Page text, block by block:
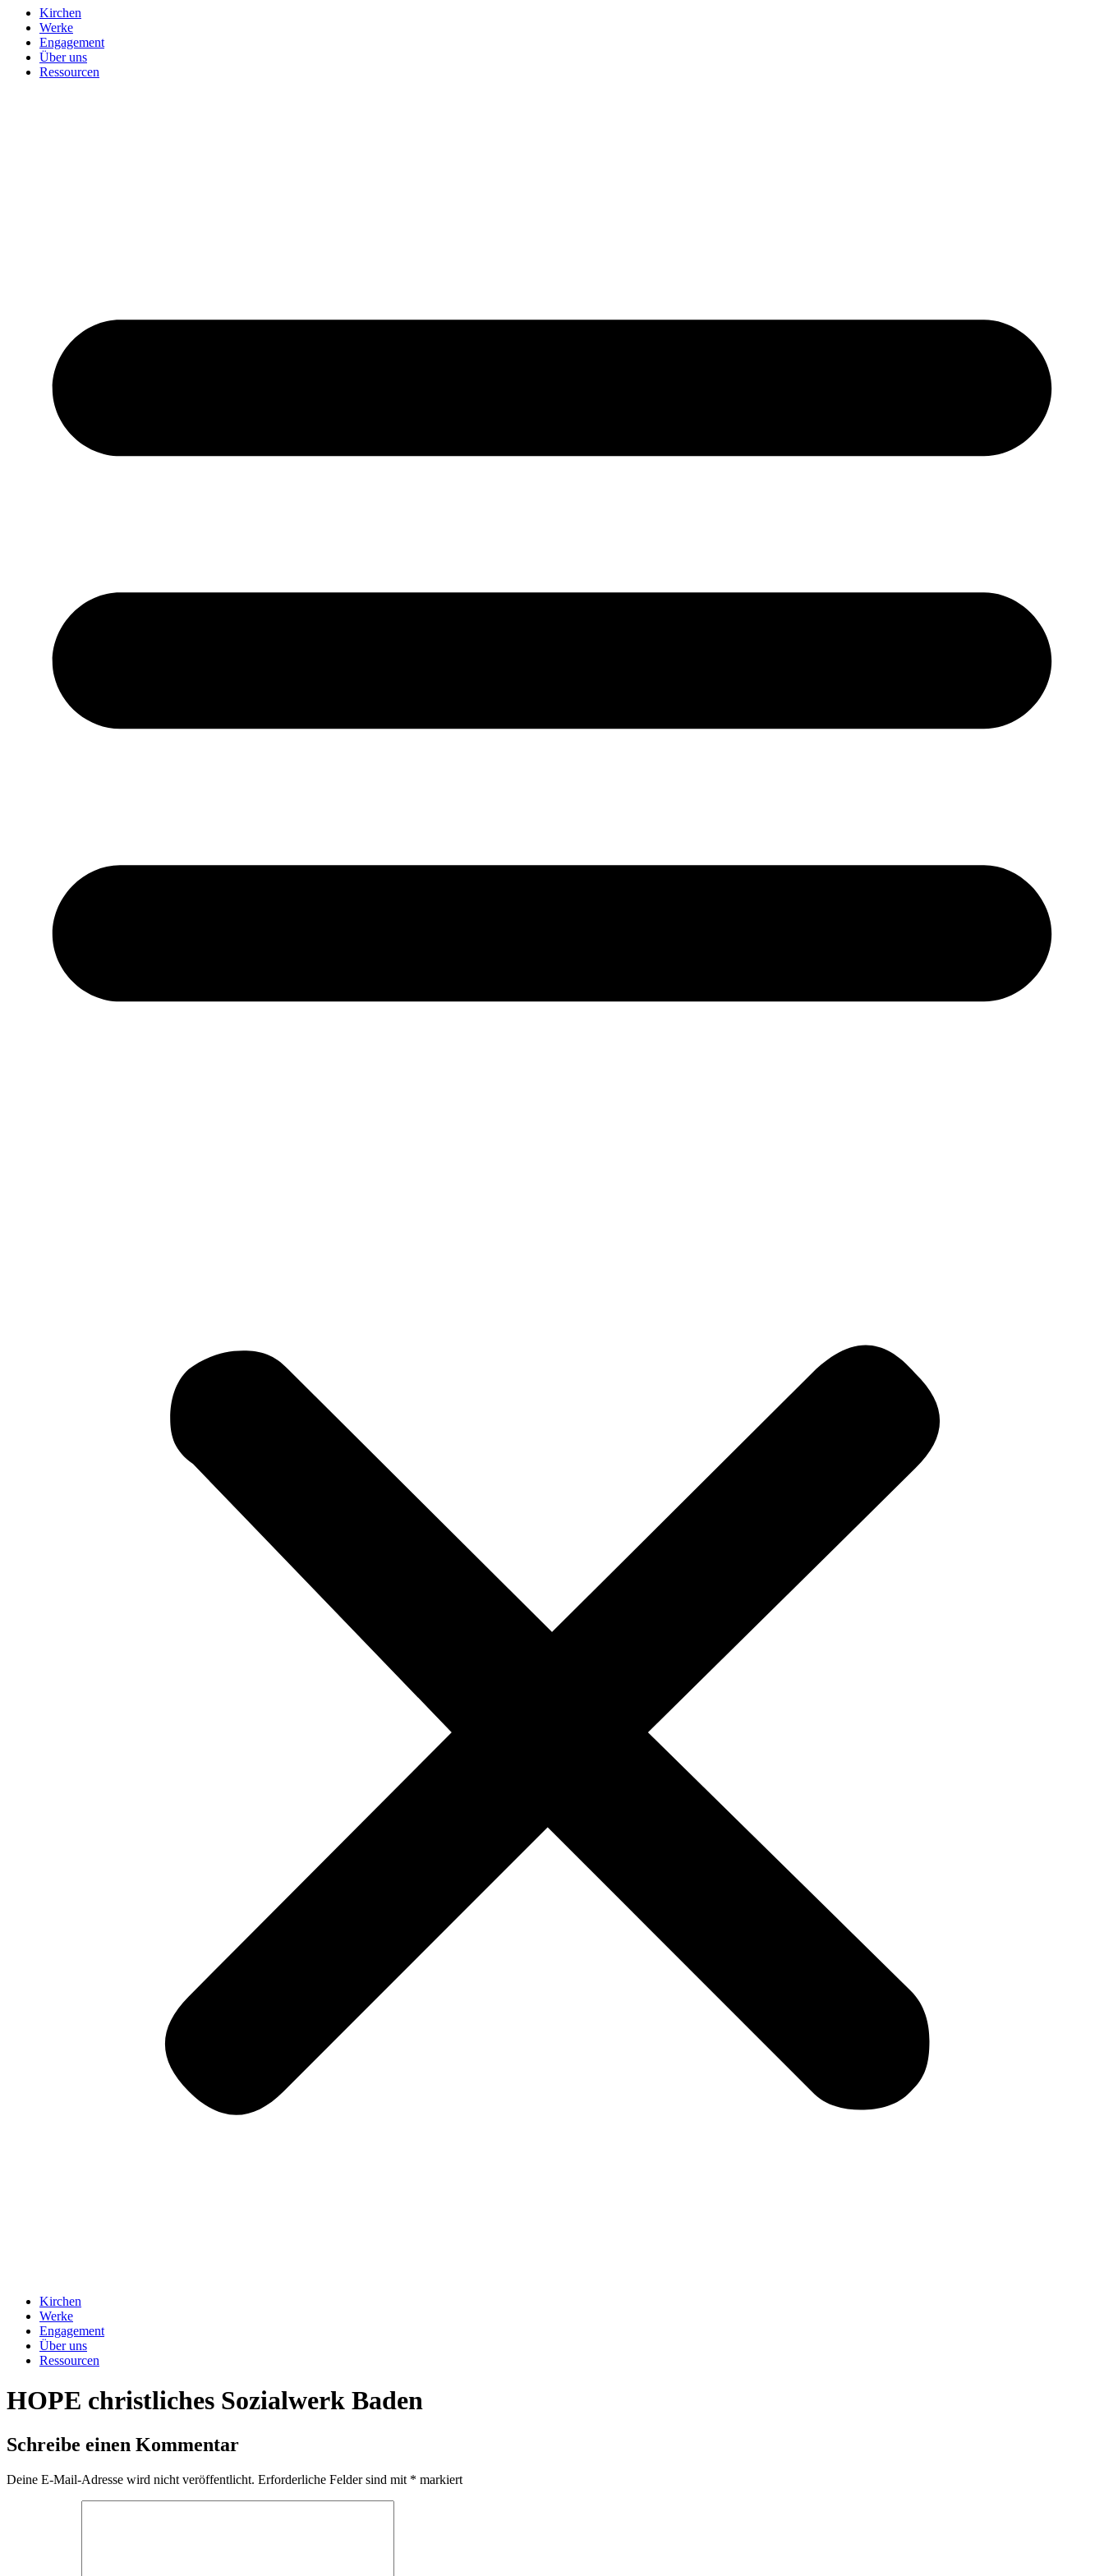
Kirchen
Werke
Engagement
Über uns
Ressourcen
Kirchen
Werke
Engagement
Über uns
Ressourcen
HOPE christliches Sozialwerk Baden
Schreibe einen Kommentar
Deine E-Mail-Adresse wird nicht veröffentlicht. Erforderliche Felder sind mit * markiert